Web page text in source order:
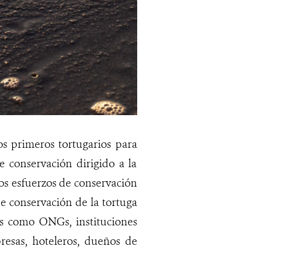
primeros tortugarios para
conservación dirigido a la
esfuerzos de conservación
conservación de la tortuga
como ONGs, instituciones
hoteleros, dueños de